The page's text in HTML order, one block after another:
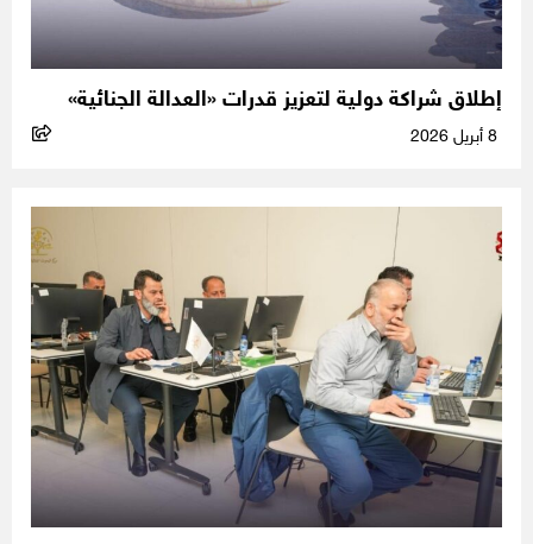
إطلاق شراكة دولية لتعزيز قدرات «العدالة الجنائية»